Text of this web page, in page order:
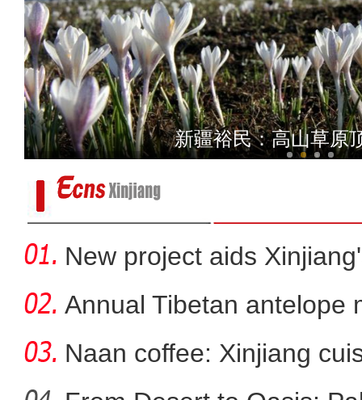
新疆：“犬”力以赴守护你 警
新疆裕民：高山草原
New project aids
Annual Tibetan antelope
Naan coffee: Xinjiang